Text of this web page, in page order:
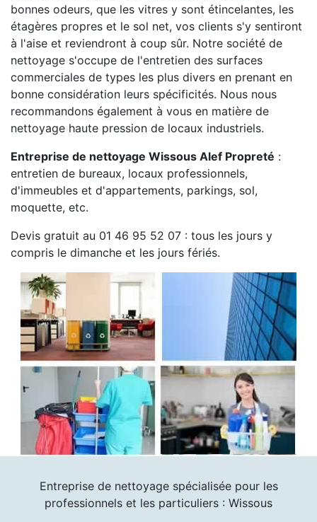
bonnes odeurs, que les vitres y sont étincelantes, les
étagères propres et le sol net, vos clients s'y sentiront
à l'aise et reviendront à coup sûr. Notre société de
nettoyage s'occupe de l'entretien des surfaces
commerciales de types les plus divers en prenant en
bonne considération leurs spécificités. Nous nous
recommandons également à vous en matière de
nettoyage haute pression de locaux industriels.
Entreprise de nettoyage Wissous Alef Propreté :
entretien de bureaux, locaux professionnels,
d'immeubles et d'appartements, parkings, sol,
moquette, etc.
Devis gratuit au 01 46 95 52 07 : tous les jours y
compris le dimanche et les jours fériés.
Entreprise de nettoyage spécialisée pour les
professionnels et les particuliers : Wissous